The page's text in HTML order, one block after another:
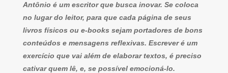
Antônio é um escritor que busca inovar. Se coloca
no lugar do leitor, para que cada página de seus
livros físicos ou e-books sejam portadores de bons
conteúdos e mensagens reflexivas. Escrever é um
exercício que vai além de elaborar textos, é preciso
cativar quem lê, e, se possível emocioná-lo.